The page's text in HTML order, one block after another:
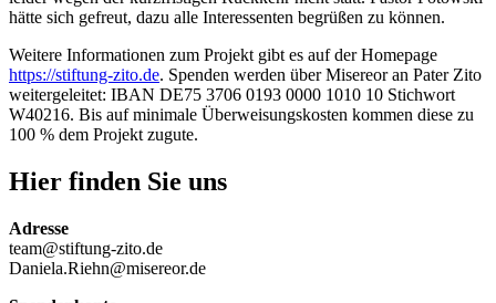
hätte sich gefreut, dazu alle Interessenten begrüßen zu können.
Weitere Informationen zum Projekt gibt es auf der Homepage
https://stiftung-zito.de. Spenden werden über Misereor an Pater Zito
weitergeleitet: IBAN DE75 3706 0193 0000 1010 10 Stichwort
W40216. Bis auf minimale Überweisungskosten kommen diese zu
100 % dem Projekt zugute.
Hier finden Sie uns
Adresse
team@stiftung-zito.de
Daniela.Riehn@misereor.de